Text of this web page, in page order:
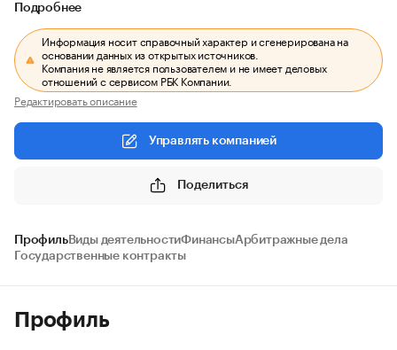
Подробнее
Информация носит справочный характер и сгенерирована на
основании данных из открытых источников.
Компания не является пользователем и не имеет деловых
отношений с сервисом РБК Компании.
Редактировать описание
Управлять компанией
Поделиться
ПрофильВиды деятельностиФинансыАрбитражные дела
Государственные контракты
Профиль